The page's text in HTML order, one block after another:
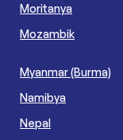
Moritanya
Mozambik
Myanmar (Burma)
Namibya
Nepal